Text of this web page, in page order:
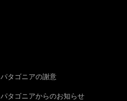
パタゴニアの謝意
パタゴニアからのお知らせ